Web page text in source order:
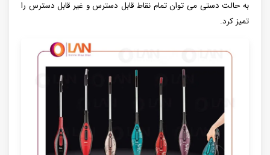
به حالت دستی می توان تمام نقاط قابل دسترس و غیر قابل دسترس را
تمیز کرد.